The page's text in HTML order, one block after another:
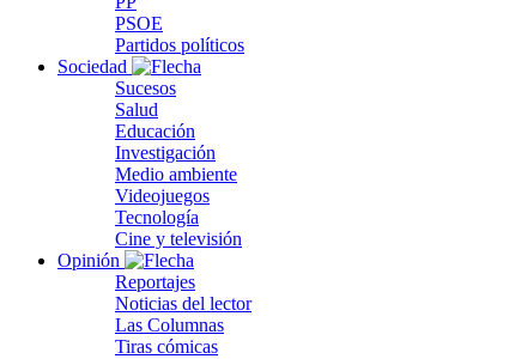
PSOE
Partidos políticos
Sociedad
Sucesos
Salud
Educación
Investigación
Medio ambiente
Videojuegos
Tecnología
Cine y televisión
Opinión
Reportajes
Noticias del lector
Las Columnas
Tiras cómicas